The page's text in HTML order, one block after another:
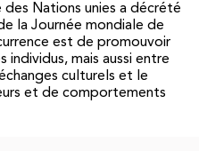
des Nations unies a décrété
la Journée mondiale de
est de promouvoir
individus, mais aussi entre
culturels et le
et de comportements